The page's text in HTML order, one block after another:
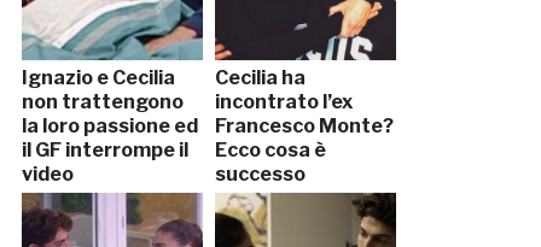
Ignazio e Cecilia
non trattengono
la loro passione ed
il GF interrompe il
video
Cecilia ha
incontrato l’ex
Francesco Monte?
Ecco cosa è
successo